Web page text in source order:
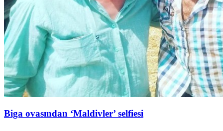
Biga ovasından ‘Maldivler’ selfiesi